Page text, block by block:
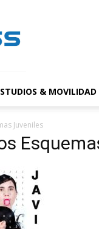
& MOVILIDAD
Juveniles